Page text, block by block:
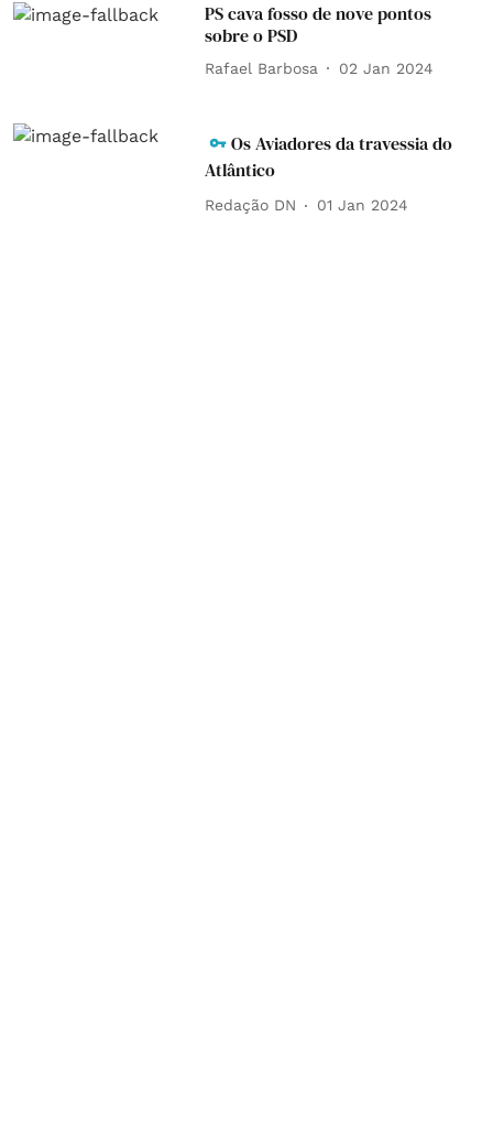
PS cava fosso de nove pontos
sobre o PSD
Rafael Barbosa 02 Jan 2024
Os Aviadores da travessia do
Atlântico
Redação DN 01 Jan 2024